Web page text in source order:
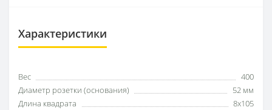
Характеристики
Вес
400
Диаметр розетки (основания)
52 мм
Длина квадрата
8x105